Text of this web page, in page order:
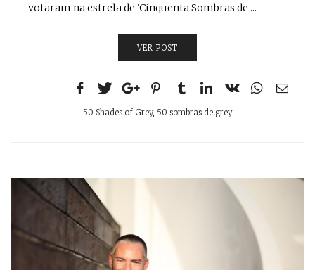
votaram na estrela de 'Cinquenta Sombras de ...
VER POST
50 Shades of Grey, 50 sombras de grey